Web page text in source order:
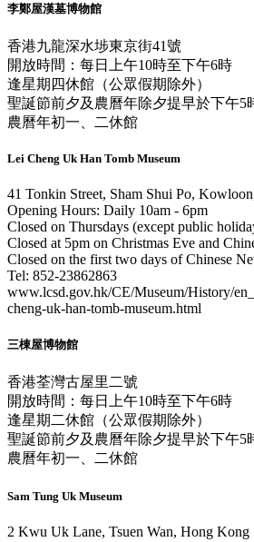
李鄭屋漢墓博物館
香港九龍深水埗東京街41號
開放時間：每日上午10時至下午6時
逢星期四休館（公眾假期除外）
聖誕節前夕及農曆年除夕提早於下午5
農曆年初一、二休館
Lei Cheng Uk Han Tomb Museum
41 Tonkin Street, Sham Shui Po,
Opening Hours: Daily 10am - 6pm
Closed on Thursdays (except public
Closed at 5pm on Christmas Eve and
Closed on the first two days of Chinese
Tel: 852-23862863
www.lcsd.gov.hk/CE/Museum/History/
cheng-uk-han-tomb-museum.html
三棟屋博物館
香港荃灣古屋里二號
開放時間：每日上午10時至下午6時
逢星期二休館（公眾假期除外）
聖誕節前夕及農曆年除夕提早於下午5
農曆年初一、二休館
Sam Tung Uk Museum
2 Kwu Uk Lane, Tsuen Wan, Hong Kong